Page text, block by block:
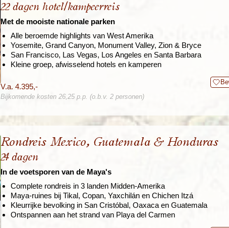
22 dagen hotel/kampeerreis
Met de mooiste nationale parken
Alle beroemde highlights van West Amerika
Yosemite, Grand Canyon, Monument Valley, Zion & Bryce
San Francisco, Las Vegas, Los Angeles en Santa Barbara
Kleine groep, afwisselend hotels en kamperen
V.a. 4.395,-
Bijkomende kosten 26,25 p.p. (o.b.v. 2 personen)
Rondreis Mexico, Guatemala & Honduras
24 dagen
In de voetsporen van de Maya's
Complete rondreis in 3 landen Midden-Amerika
Maya-ruines bij Tikal, Copan, Yaxchilán en Chichen Itzá
Kleurrijke bevolking in San Cristóbal, Oaxaca en Guatemala
Ontspannen aan het strand van Playa del Carmen